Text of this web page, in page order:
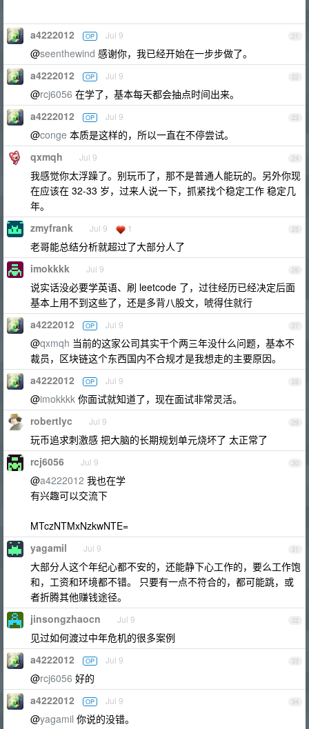
21
a4222012 OP Jul 9
@seenthewind 感谢你，我已经开始在一步步做了。
22
a4222012 OP Jul 9
@rcj6056 在学了，基本每天都会抽点时间出来。
23
a4222012 OP Jul 9
@conge 本质是这样的，所以一直在不停尝试。
24
qxmqh Jul 9
我感觉你太浮躁了。别玩币了，那不是普通人能玩的。另外你现
在应该在 32-33 岁，过来人说一下，抓紧找个稳定工作 稳定几
年。
25
zmyfrank Jul 9 1
老哥能总结分析就超过了大部分人了
26
imokkkk Jul 9
说实话没必要学英语、刷 leetcode 了，过往经历已经决定后面
基本上用不到这些了，还是多背八股文，唬得住就行
27
a4222012 OP Jul 9
@qxmqh 当前的这家公司其实干个两三年没什么问题，基本不
裁员，区块链这个东西国内不合规才是我想走的主要原因。
28
a4222012 OP Jul 9
@imokkkk 你面试就知道了，现在面试非常灵活。
29
robertlyc Jul 9
玩币追求刺激感 把大脑的长期规划单元烧坏了 太正常了
30
rcj6056 Jul 9
@a4222012 我也在学
有兴趣可以交流下
MTczNTMxNzkwNTE=
31
yagamil Jul 9
大部分人这个年纪心都不安的，还能静下心工作的，要么工作饱
和，工资和环境都不错。 只要有一点不符合的，都可能跳，或
者折腾其他赚钱途径。
32
jinsongzhaocn Jul 9
见过如何渡过中年危机的很多案例
33
a4222012 OP Jul 9
@rcj6056 好的
34
a4222012 OP Jul 9
@yagamil 你说的没错。